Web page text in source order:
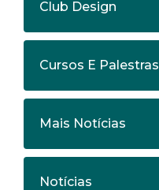
Club Design
Cursos E Palestras
Mais Notícias
Notícias